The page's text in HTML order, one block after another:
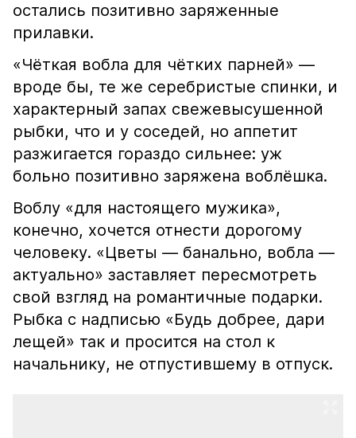
остались позитивно заряженные
прилавки.
«Чёткая вобла для чётких парней» —
вроде бы, те же серебристые спинки, и
характерный запах свежевысушенной
рыбки, что и у соседей, но аппетит
разжигается гораздо сильнее: уж
больно позитивно заряжена воблёшка.
Воблу «для настоящего мужика»,
конечно, хочется отнести дорогому
человеку. «Цветы — банально, вобла —
актуально» заставляет пересмотреть
свой взгляд на романтичные подарки.
Рыбка с надписью «Будь добрее, дари
лещей» так и просится на стол к
начальнику, не отпустившему в отпуск.